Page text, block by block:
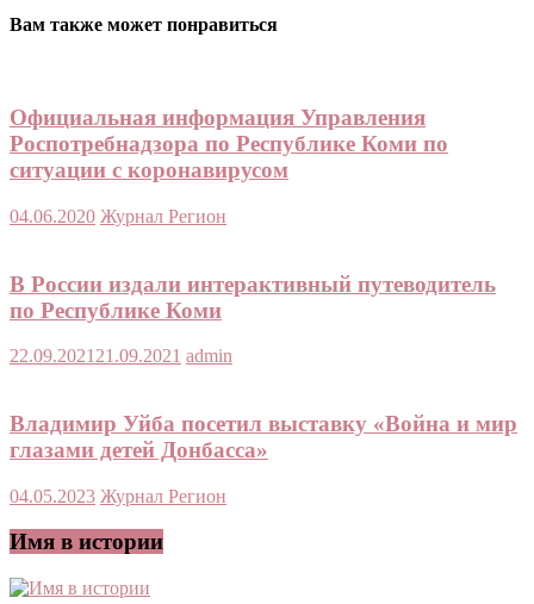
Вам также может понравиться
Официальная информация Управления
Роспотребнадзора по Республике Коми по
ситуации с коронавирусом
04.06.2020 Журнал Регион
В России издали интерактивный путеводитель
по Республике Коми
22.09.2021 21.09.2021 admin
Владимир Уйба посетил выставку «Война и мир
глазами детей Донбасса»
04.05.2023 Журнал Регион
Имя в истории